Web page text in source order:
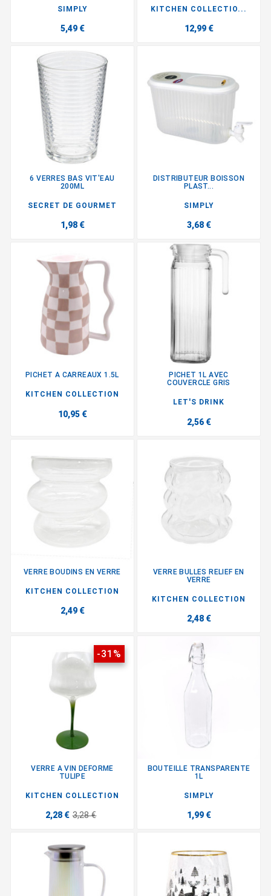
SIMPLY
5,49 €
KITCHEN COLLECTIO...
12,99 €
6 VERRES BAS VIT'EAU
200ML
SECRET DE GOURMET
1,98 €
DISTRIBUTEUR BOISSON
PLAST...
SIMPLY
3,68 €
PICHET A CARREAUX 1.5L
KITCHEN COLLECTION
10,95 €
PICHET 1L AVEC
COUVERCLE GRIS
LET'S DRINK
2,56 €
VERRE BOUDINS EN VERRE
KITCHEN COLLECTION
2,49 €
VERRE BULLES RELIEF EN
VERRE
KITCHEN COLLECTION
2,48 €
-31%
VERRE A VIN DEFORME
TULIPE
KITCHEN COLLECTION
2,28 € 3,28 €
BOUTEILLE TRANSPARENTE
1L
SIMPLY
1,99 €